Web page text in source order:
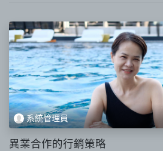
系統管理員
異業合作的行銷策略